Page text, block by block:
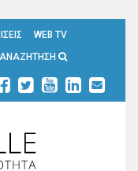
WEB TV
ΑΝΑΖΗΤΗΣΗ